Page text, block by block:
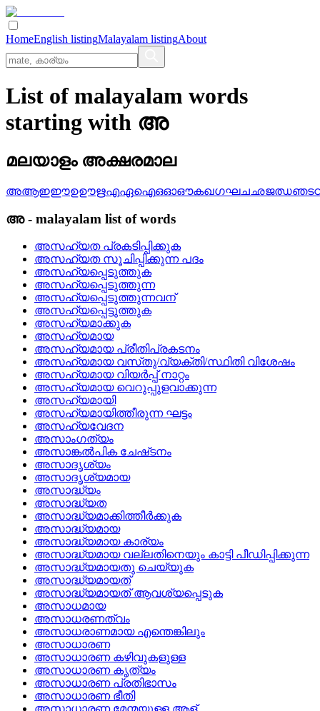
HomeEnglish listingMalayalam listingAbout
List of malayalam words
starting with അ
മലയാളം അക്ഷരമാല
അആഇഈഉഊഋഎഏഐഒഓഔകഖഗഘചഛജഝഞട
അ- malayalam list of words
അസഹ്യത പ്രകടിപ്പിക്കുക
അസഹ്യത സൂചിപ്പിക്കുന്ന പദം
അസഹ്യപ്പെടുത്തുക
അസഹ്യപ്പെടുത്തുന്ന
അസഹ്യപ്പെടുത്തുന്നവന്
അസഹ്യപ്പെട്ടുത്തുക
അസഹ്യമാക്കുക
അസഹ്യമായ
അസഹ്യമായ പ്രീതിപ്രകടനം
അസഹ്യമായ വസ്‌തു/വ്യക്തി/സ്ഥിതി വിശേഷം
അസഹ്യമായ വിയര്‍പ്പ് നാറ്റം
അസഹ്യമായ വെറുപ്പുളവാക്കുന്ന
അസഹ്യമായി
അസഹ്യമായിത്തീരുന്ന ഘട്ടം
അസഹ്യവേദന
അസാംഗത്യം
അസാങ്കല്‍പിക ചേഷ്‌ടനം
അസാദൃശ്യം
അസാദൃശ്യമായ
അസാദ്ധ്യം
അസാദ്ധ്യത
അസാദ്ധ്യമാക്കിത്തീര്‍ക്കുക
അസാദ്ധ്യമായ
അസാദ്ധ്യമായ കാര്യം
അസാദ്ധ്യമായ വല്ലതിനെയും കാട്ടി പീഡിപ്പിക്കുന്ന
അസാദ്ധ്യമായതു ചെയ്യുക
അസാദ്ധ്യമായത്
അസാദ്ധ്യമായത്‌ ആവശ്യപ്പെടുക
അസാധമായ
അസാധരണത്വം
അസാധരാണമായ എന്തെങ്കിലും
അസാധാരണ
അസാധാരണ കഴിവുകളുള്ള
അസാധാരണ കൃത്യം
അസാധാരണ പ്രതിഭാസം
അസാധാരണ ഭീതി